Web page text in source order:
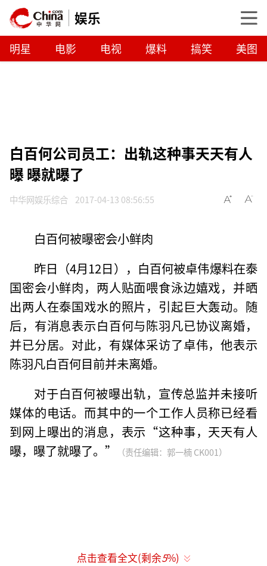
娱乐
明星 电影 电视 爆料 搞笑 美图
白百何公司员工：出轨这种事天天有人
曝 曝就曝了
中华网娱乐综合 2017-04-13 08:56:55
白百何被曝密会小鲜肉
昨日（4月12日），白百何被卓伟爆料在泰
国密会小鲜肉，两人贴面喂食泳边嬉戏，并晒
出两人在泰国戏水的照片，引起巨大轰动。随
后，有消息表示白百何与陈羽凡已协议离婚，
并已分居。对此，有媒体采访了卓伟，他表示
陈羽凡白百何目前并未离婚。
对于白百何被曝出轨，宣传总监并未接听
媒体的电话。而其中的一个工作人员称已经看
到网上曝出的消息，表示“这种事，天天有人
曝，曝了就曝了。”
（责任编辑：郭一楠 CK001）
点击查看全文(剩余5%)